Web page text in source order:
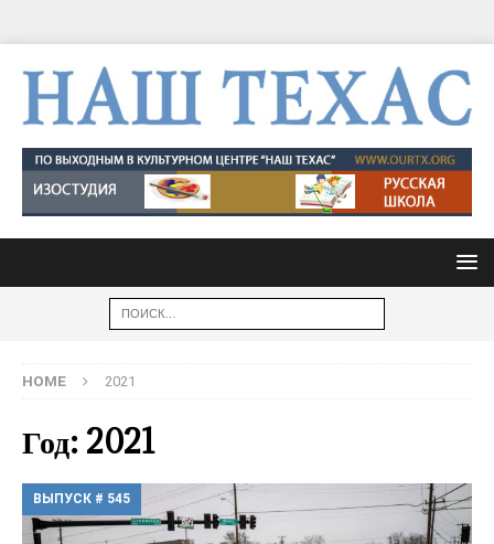
HOME 2021
Год: 2021
ВЫПУСК # 545